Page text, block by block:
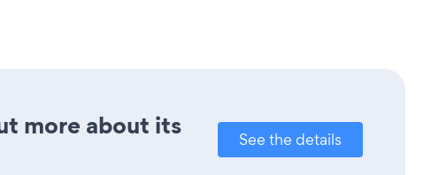
more about its
See the details